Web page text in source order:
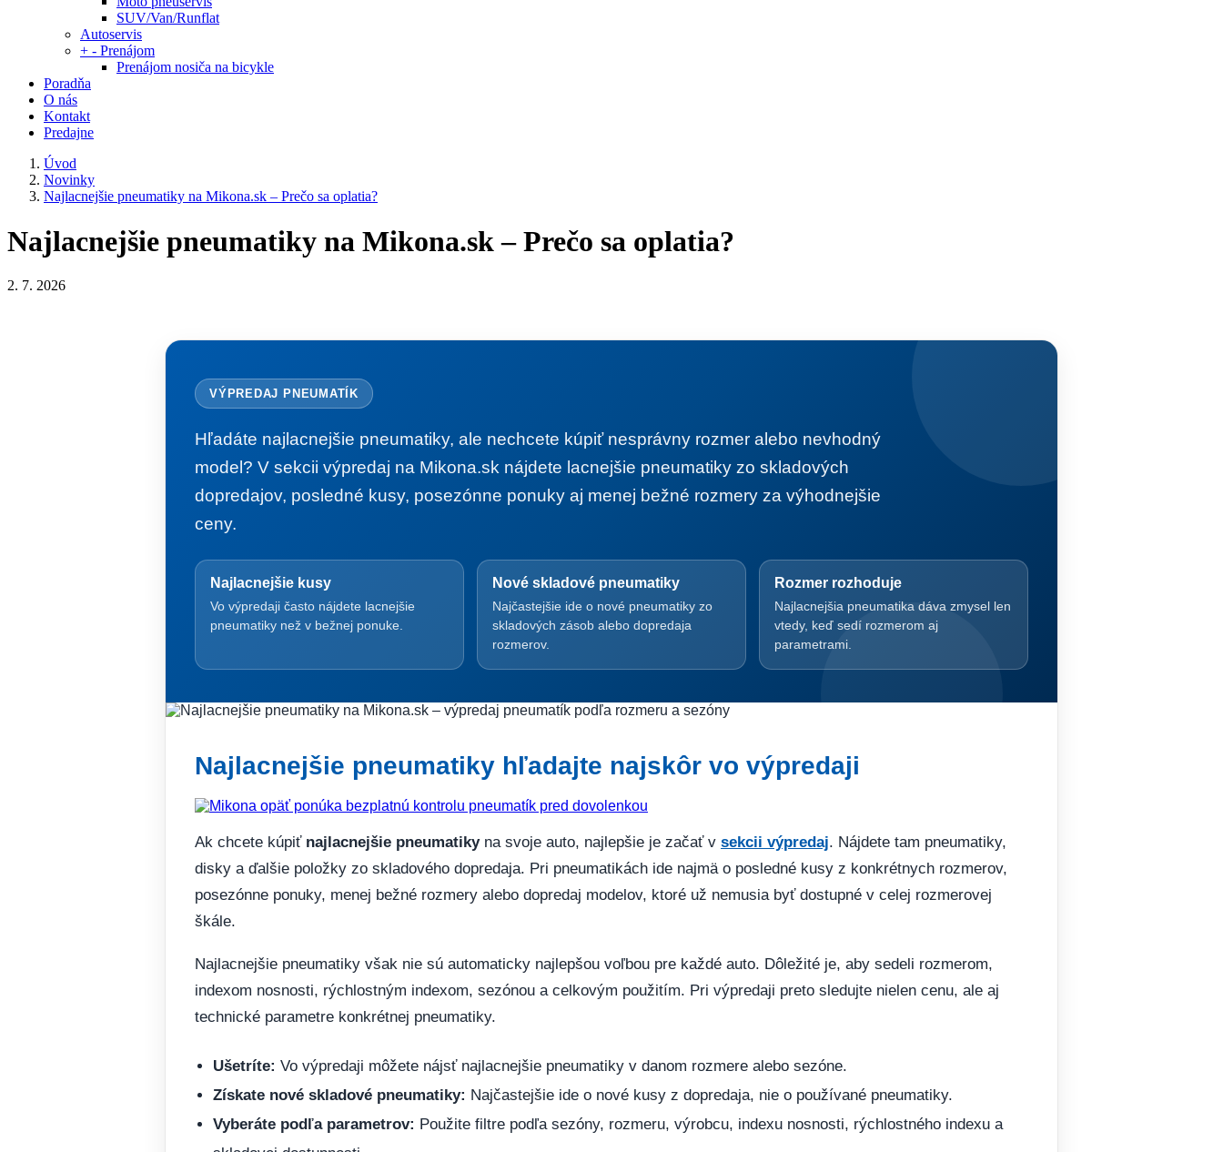
SUV/Van/Runflat
Autoservis
+ - Prenájom
Prenájom nosiča na bicykle
Poradňa
O nás
Kontakt
Predajne
Úvod
Novinky
Najlacnejšie pneumatiky na Mikona.sk – Prečo sa oplatia?
Najlacnejšie pneumatiky na Mikona.sk – Prečo sa oplatia?
2. 7. 2026
VÝPREDAJ PNEUMATÍK
Hľadáte najlacnejšie pneumatiky, ale nechcete kúpiť nesprávny rozmer alebo nevhodný
model? V sekcii výpredaj na Mikona.sk nájdete lacnejšie pneumatiky zo skladových
dopredajov, posledné kusy, posezónne ponuky aj menej bežné rozmery za výhodnejšie
ceny.
Najlacnejšie kusy
Vo výpredaji často nájdete lacnejšie
pneumatiky než v bežnej ponuke.
Nové skladové pneumatiky
Najčastejšie ide o nové pneumatiky zo
skladových zásob alebo dopredaja
rozmerov.
Rozmer rozhoduje
Najlacnejšia pneumatika dáva zmysel len
vtedy, keď sedí rozmerom aj
parametrami.
Najlacnejšie pneumatiky hľadajte najskôr vo výpredaji
Ak chcete kúpiť najlacnejšie pneumatikyna svoje auto, najlepšie je začať v sekcii výpredaj. Nájdete tam pneumatiky,
disky a ďalšie položky zo skladového dopredaja. Pri pneumatikách ide najmä o posledné kusy z konkrétnych rozmerov,
posezónne ponuky, menej bežné rozmery alebo dopredaj modelov, ktoré už nemusia byť dostupné v celej rozmerovej
škále.
Najlacnejšie pneumatiky však nie sú automaticky najlepšou voľbou pre každé auto. Dôležité je, aby sedeli rozmerom,
indexom nosnosti, rýchlostným indexom, sezónou a celkovým použitím. Pri výpredaji preto sledujte nielen cenu, ale aj
technické parametre konkrétnej pneumatiky.
Ušetríte: Vo výpredaji môžete nájsť najlacnejšie pneumatiky v danom rozmere alebo sezóne.
Získate nové skladové pneumatiky: Najčastejšie ide o nové kusy z dopredaja, nie o používané pneumatiky.
Vyberáte podľa parametrov: Použite filtre podľa sezóny, rozmeru, výrobcu, indexu nosnosti, rýchlostného indexu a